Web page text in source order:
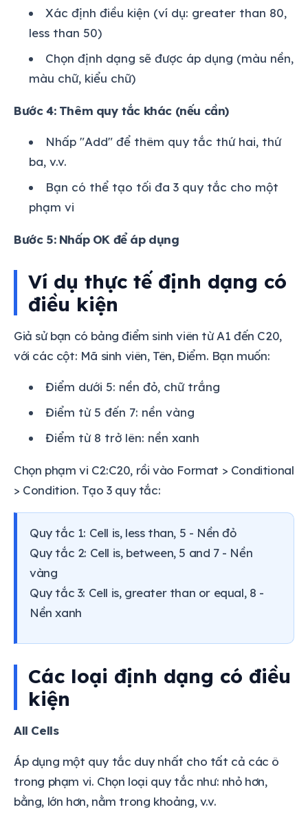
Xác định điều kiện (ví dụ: greater than 80,
less than 50)
Chọn định dạng sẽ được áp dụng (màu nền,
màu chữ, kiểu chữ)
Bước 4: Thêm quy tắc khác (nếu cần)
Nhấp "Add" để thêm quy tắc thứ hai, thứ
ba, v.v.
Bạn có thể tạo tối đa 3 quy tắc cho một
phạm vi
Bước 5: Nhấp OK để áp dụng
Ví dụ thực tế định dạng có
điều kiện
Giả sử bạn có bảng điểm sinh viên từ A1 đến C20,
với các cột: Mã sinh viên, Tên, Điểm. Bạn muốn:
Điểm dưới 5: nền đỏ, chữ trắng
Điểm từ 5 đến 7: nền vàng
Điểm từ 8 trở lên: nền xanh
Chọn phạm vi C2:C20, rồi vào Format > Conditional
> Condition. Tạo 3 quy tắc:
Quy tắc 1: Cell is, less than, 5 - Nền đỏ
Quy tắc 2: Cell is, between, 5 and 7 - Nền
vàng
Quy tắc 3: Cell is, greater than or equal, 8 -
Nền xanh
Các loại định dạng có điều
kiện
All Cells
Áp dụng một quy tắc duy nhất cho tất cả các ô
trong phạm vi. Chọn loại quy tắc như: nhỏ hơn,
bằng, lớn hơn, nằm trong khoảng, v.v.